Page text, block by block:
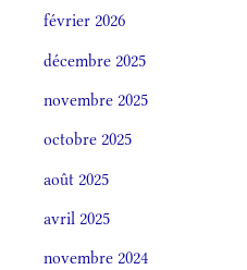
février 2026
décembre 2025
novembre 2025
octobre 2025
août 2025
avril 2025
novembre 2024